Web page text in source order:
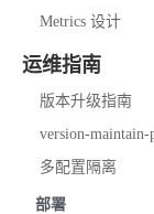
Metrics 设计
运维指南
版本升级指南
version-maintain-
多配置隔离
部署